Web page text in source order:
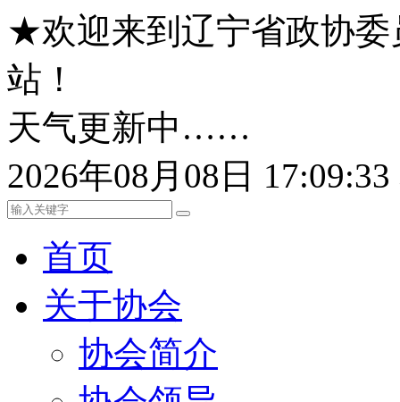
★欢迎来到辽宁省政协委
站！
天气更新中……
2026年08月08日
首页
关于协会
协会简介